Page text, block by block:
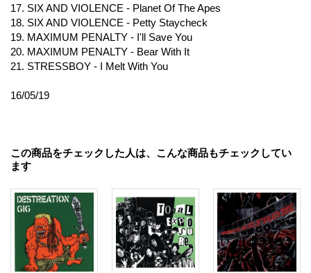
17. SIX AND VIOLENCE - Planet Of The Apes
18. SIX AND VIOLENCE - Petty Staycheck
19. MAXIMUM PENALTY - I'll Save You
20. MAXIMUM PENALTY - Bear With It
21. STRESSBOY - I Melt With You
16/05/19
この商品をチェックした人は、こんな商品もチェックしてい
ます